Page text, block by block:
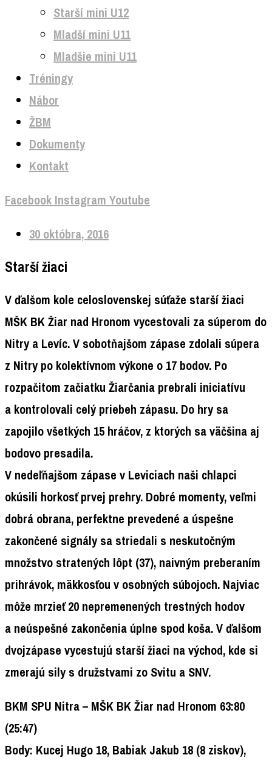
Starší mini U12
Mladší mini U11
Mladšie mini U11
Tréningy
Nábor
ŽBM
Dokumenty
Kontakt
Facebook Instagram Youtube
30 októbra, 2016
Starší žiaci
V ďalšom kole celoslovenskej súťaže starší žiaci
MŠK BK Žiar nad Hronom vycestovali za súperom do
Nitry a Levíc. V sobotňajšom zápase zdolali súpera
z Nitry po kolektívnom výkone o 17 bodov. Po
rozpačitom začiatku Žiarčania prebrali iniciatívu
a kontrolovali celý priebeh zápasu. Do hry sa
zapojilo všetkých 15 hráčov, z ktorých sa väčšina aj
bodovo presadila.
V nedeľňajšom zápase v Leviciach naši chlapci
okúsili horkosť prvej prehry. Dobré momenty, veľmi
dobrá obrana, perfektne prevedené a úspešne
zakončené signály sa striedali s neskutočným
množstvo stratených lôpt (37), naivným preberaním
prihrávok, mäkkosťou v osobných súbojoch. Najviac
môže mrzieť 20 nepremenených trestných hodov
a neúspešné zakončenia úplne spod koša. V ďalšom
dvojzápase vycestujú starší žiaci na východ, kde si
zmerajú sily s družstvami zo Svitu a SNV.
BKM SPU Nitra – MŠK BK Žiar nad Hronom 63:80
(25:47)
Body: Kucej Hugo 18, Babiak Jakub 18 (8 ziskov),